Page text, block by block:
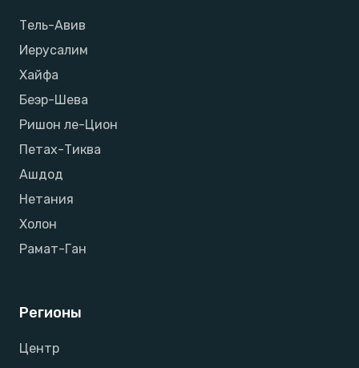
Тель-Авив
Иерусалим
Хайфа
Беэр-Шева
Ришон ле-Цион
Петах-Тиква
Ашдод
Нетания
Холон
Рамат-Ган
Регионы
Центр